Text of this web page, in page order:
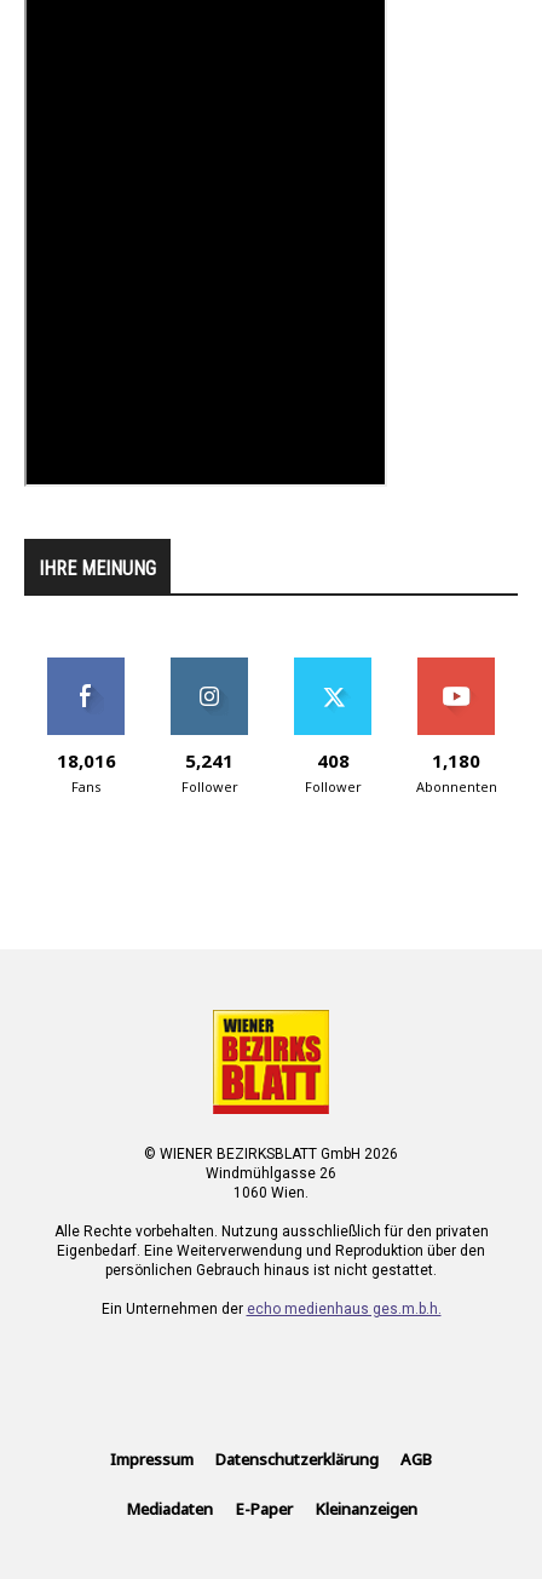
IHRE MEINUNG
18,016
Fans
5,241
Follower
408
Follower
1,180
Abonnenten
© WIENER BEZIRKSBLATT GmbH 2026
Windmühlgasse 26
1060 Wien.
Alle Rechte vorbehalten. Nutzung ausschließlich für den privaten
Eigenbedarf. Eine Weiterverwendung und Reproduktion über den
persönlichen Gebrauch hinaus ist nicht gestattet.
Ein Unternehmen der echo medienhaus ges.m.b.h.
Impressum Datenschutzerklärung AGB
Mediadaten E-Paper Kleinanzeigen